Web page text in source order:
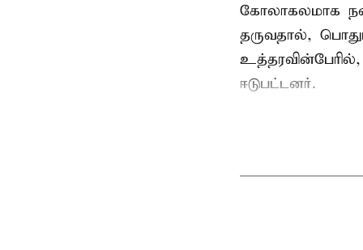
கோலாகலமாக
தருவதால்,
ஈடுபட்டனர்.